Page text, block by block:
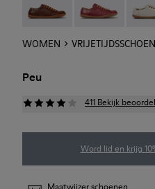
WOMEN
Peu
411 Bekijk
Word lid en krijg
Maatwijzer schoenen